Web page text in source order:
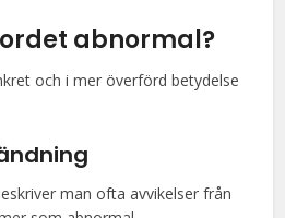
abnormal?
och i mer överförd betydelse
man ofta avvikelser från